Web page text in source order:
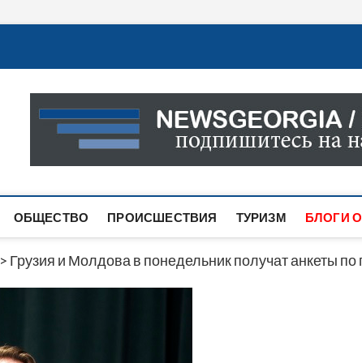
Новости Грузии
САМАЯ АКТУАЛЬНАЯ ИНФОРМАЦИЯ О СОБЫТИЯХ
САЙТЕ ВЫ НАЙДЕТЕ НОВОСТИ ПОЛИТИКИ,
ОБЩЕСТВО ПРОИСШЕСТВИЯ ТУРИЗМ БЛОГИ
> Грузия и Молдова в понедельник получат анкеты